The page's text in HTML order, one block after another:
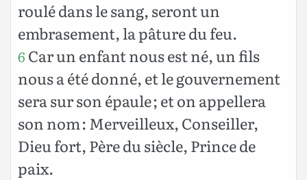
roulé dans le sang, seront un
embrasement, la pâture du feu.
6 Car un enfant nous est né, un fils
nous a été donné, et le gouvernement
sera sur son épaule ; et on appellera
son nom : Merveilleux, Conseiller,
Dieu fort, Père du siècle, Prince de
paix.